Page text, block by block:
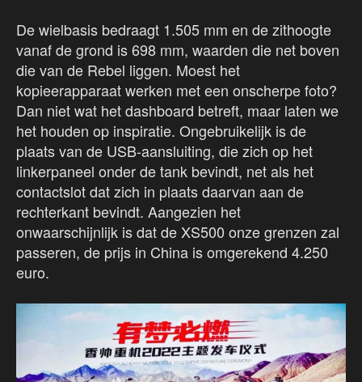
De wielbasis bedraagt 1.505 mm en de zithoogte
vanaf de grond is 698 mm, waarden die net boven
die van de Rebel liggen. Moest het
kopieerapparaat werken met een onscherpe foto?
Dan niet wat het dashboard betreft, maar laten we
het houden op inspiratie. Ongebruikelijk is de
plaats van de USB-aansluiting, die zich op het
linkerpaneel onder de tank bevindt, net als het
contactslot dat zich in plaats daarvan aan de
rechterkant bevindt. Aangezien het
onwaarschijnlijk is dat de XS500 onze grenzen zal
passeren, de prijs in China is omgerekend 4.250
euro.